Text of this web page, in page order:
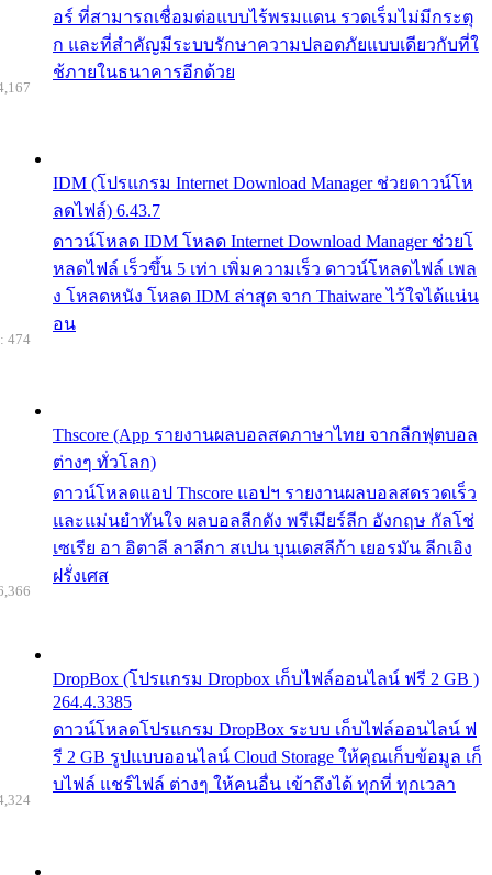
อร์ ที่สามารถเชื่อมต่อแบบไร้พรมแดน รวดเร็มไม่มีกระตุ
ก และที่สำคัญมีระบบรักษาความปลอดภัยแบบเดียวกับที่ใ
ช้ภายในธนาคารอีกด้วย
IDM (โปรแกรม Internet Download Manager ช่วยดาวน์โห
ลดไฟล์) 6.43.7
ดาวน์โหลด IDM โหลด Internet Download Manager ช่วยโ
หลดไฟล์ เร็วขึ้น 5 เท่า เพิ่มความเร็ว ดาวน์โหลดไฟล์ เพล
ง โหลดหนัง โหลด IDM ล่าสุด จาก Thaiware ไว้ใจได้แน่น
อน
Thscore (App รายงานผลบอลสดภาษาไทย จากลีกฟุตบอล
ต่างๆ ทั่วโลก)
ดาวน์โหลดแอป Thscore แอปฯ รายงานผลบอลสดรวดเร็ว
และแม่นยำทันใจ ผลบอลลีกดัง พรีเมียร์ลีก อังกฤษ กัลโช่
เซเรีย อา อิตาลี ลาลีกา สเปน บุนเดสลีก้า เยอรมัน ลีกเอิง
ฝรั่งเศส
474
DropBox (โปรแกรม Dropbox เก็บไฟล์ออนไลน์ ฟรี 2 GB )
264.4.3385
ดาวน์โหลดโปรแกรม DropBox ระบบ เก็บไฟล์ออนไลน์ ฟ
รี 2 GB รูปแบบออนไลน์ Cloud Storage ให้คุณเก็บข้อมูล เก็
บไฟล์ แชร์ไฟล์ ต่างๆ ให้คนอื่น เข้าถึงได้ ทุกที่ ทุกเวลา